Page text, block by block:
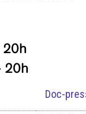
Doc-
20h
20h